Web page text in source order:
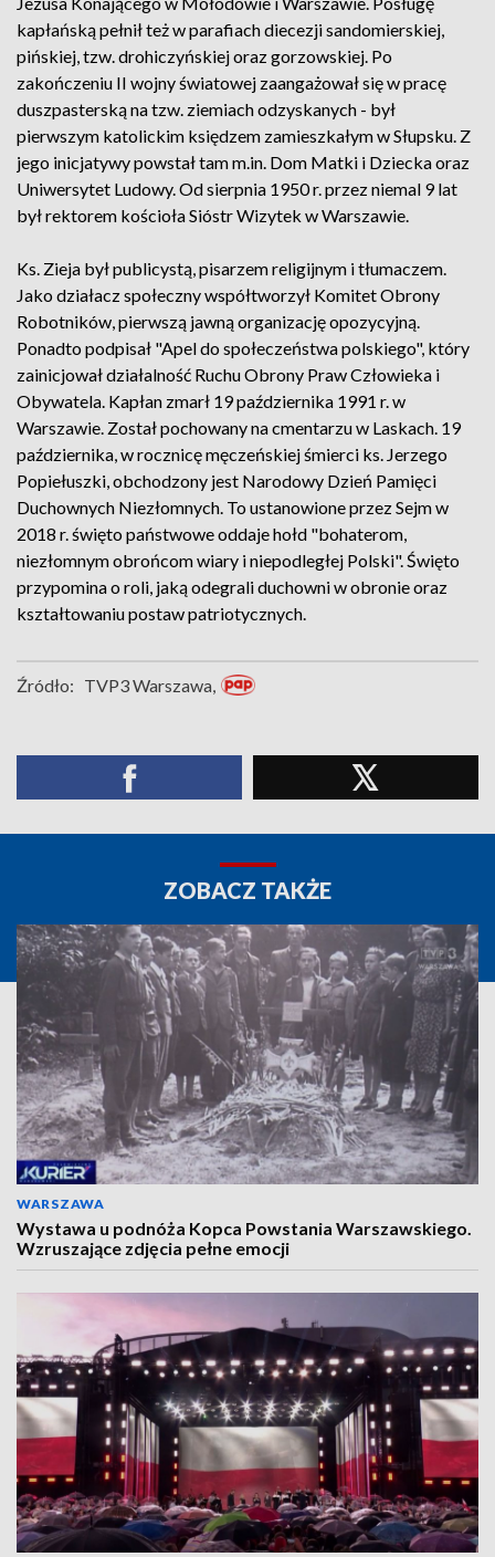
kapłańską pełnił też w parafiach diecezji sandomierskiej,
pińskiej, tzw. drohiczyńskiej oraz gorzowskiej. Po
zakończeniu II wojny światowej zaangażował się w pracę
duszpasterską na tzw. ziemiach odzyskanych - był
pierwszym katolickim księdzem zamieszkałym w Słupsku. Z
jego inicjatywy powstał tam m.in. Dom Matki i Dziecka oraz
Uniwersytet Ludowy. Od sierpnia 1950 r. przez niemal 9 lat
był rektorem kościoła Sióstr Wizytek w Warszawie.
Ks. Zieja był publicystą, pisarzem religijnym i tłumaczem.
Jako działacz społeczny współtworzył Komitet Obrony
Robotników, pierwszą jawną organizację opozycyjną.
Ponadto podpisał "Apel do społeczeństwa polskiego", który
zainicjował działalność Ruchu Obrony Praw Człowieka i
Obywatela. Kapłan zmarł 19 października 1991 r. w
Warszawie. Został pochowany na cmentarzu w Laskach. 19
października, w rocznicę męczeńskiej śmierci ks. Jerzego
Popiełuszki, obchodzony jest Narodowy Dzień Pamięci
Duchownych Niezłomnych. To ustanowione przez Sejm w
2018 r. święto państwowe oddaje hołd "bohaterom,
niezłomnym obrońcom wiary i niepodległej Polski". Święto
przypomina o roli, jaką odegrali duchowni w obronie oraz
kształtowaniu postaw patriotycznych.
Źródło: TVP3 Warszawa,
ZOBACZ TAKŻE
WARSZAWA
Wystawa u podnóża Kopca Powstania Warszawskiego.
Wzruszające zdjęcia pełne emocji